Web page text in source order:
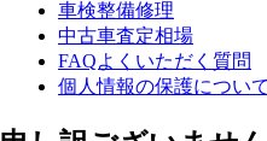
車検整備修理
中古車査定相場
FAQよくいただく質問
個人情報の保護について